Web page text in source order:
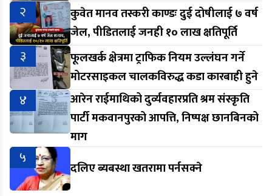
२
कुवेत मानव तस्करी काण्डः दुई दोषीलाई ७ वर्ष
जेल, पीडितलाई जनही १० लाख क्षतिपूर्ति
३
फूलखर्क क्षेत्रमा ट्राफिक नियम उल्लंघन गर्ने
मोटरसाइकल चालकविरुद्ध कडा कारबाही हुने
४
आरेन राईमाथिको दुर्व्यवहारप्रति श्रम संस्कृति
पार्टी मकवानपुरको आपत्ति, निष्पक्ष छानबिनको
माग
५
दलिए ब्यबस्था खतरामा पर्नसक्ने